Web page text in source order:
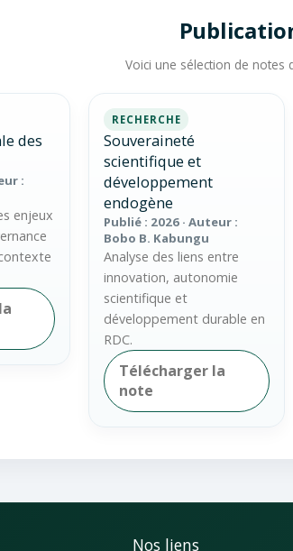
Voici une sélection de notes
des
:
enjeux
RECHERCHE
Souveraineté
scientifique et
développement
endogène
Publié : 2026 · Auteur :
Bobo B. Kabungu
Analyse des liens entre
innovation, autonomie
scientifique et
développement durable en
RDC.
Télécharger la
note
Nos liens